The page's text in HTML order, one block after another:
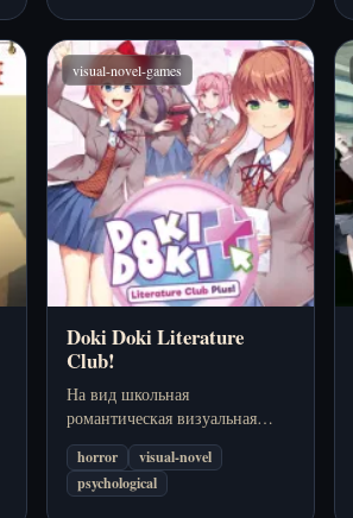
visual-novel-games
Doki Doki Literature
Club!
На вид школьная
романтическая визуальная
новелла, которая шаг за шагом
ломает собственные правила и
превращается в
horror
visual-novel
psychological